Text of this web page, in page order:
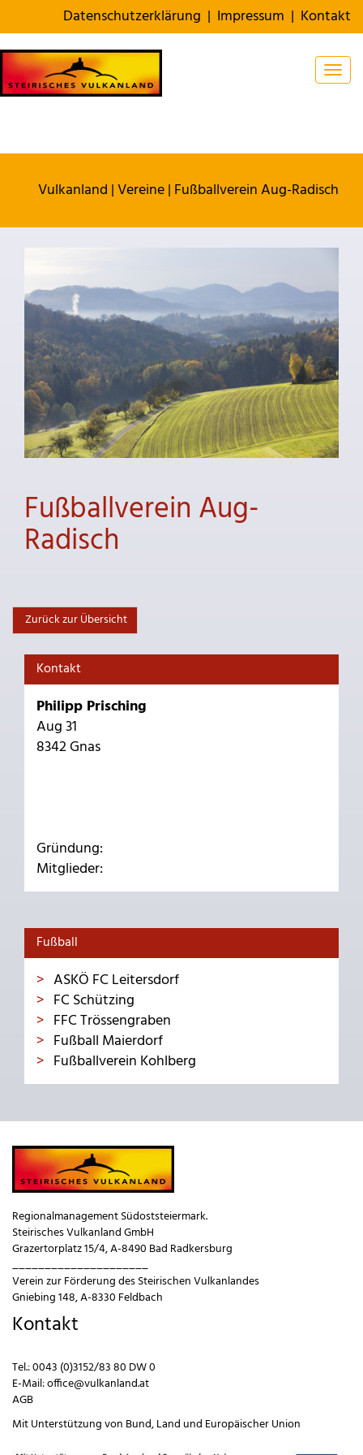
Datenschutzerklärung | Impressum | Kontakt
Vulkanland |Vereine| Fußballverein Aug-Radisch
Fußballverein Aug-
Radisch
Zurück zur Übersicht
Kontakt
Philipp Prisching
Aug 31
8342 Gnas
Gründung:
Mitglieder:
Fußball
ASKÖ FC Leitersdorf
FC Schützing
FFC Trössengraben
Fußball Maierdorf
Fußballverein Kohlberg
Regionalmanagement Südoststeiermark.
Steirisches Vulkanland GmbH
Grazertorplatz 15/4, A-8490 Bad Radkersburg
_____________________
Verein zur Förderung des Steirischen Vulkanlandes
Gniebing 148, A-8330 Feldbach
Kontakt
Tel.:0043 (0)3152/83 80 DW 0
E-Mail:office@vulkanland.at
AGB
Mit Unterstützung von Bund,Land und Europäischer Union